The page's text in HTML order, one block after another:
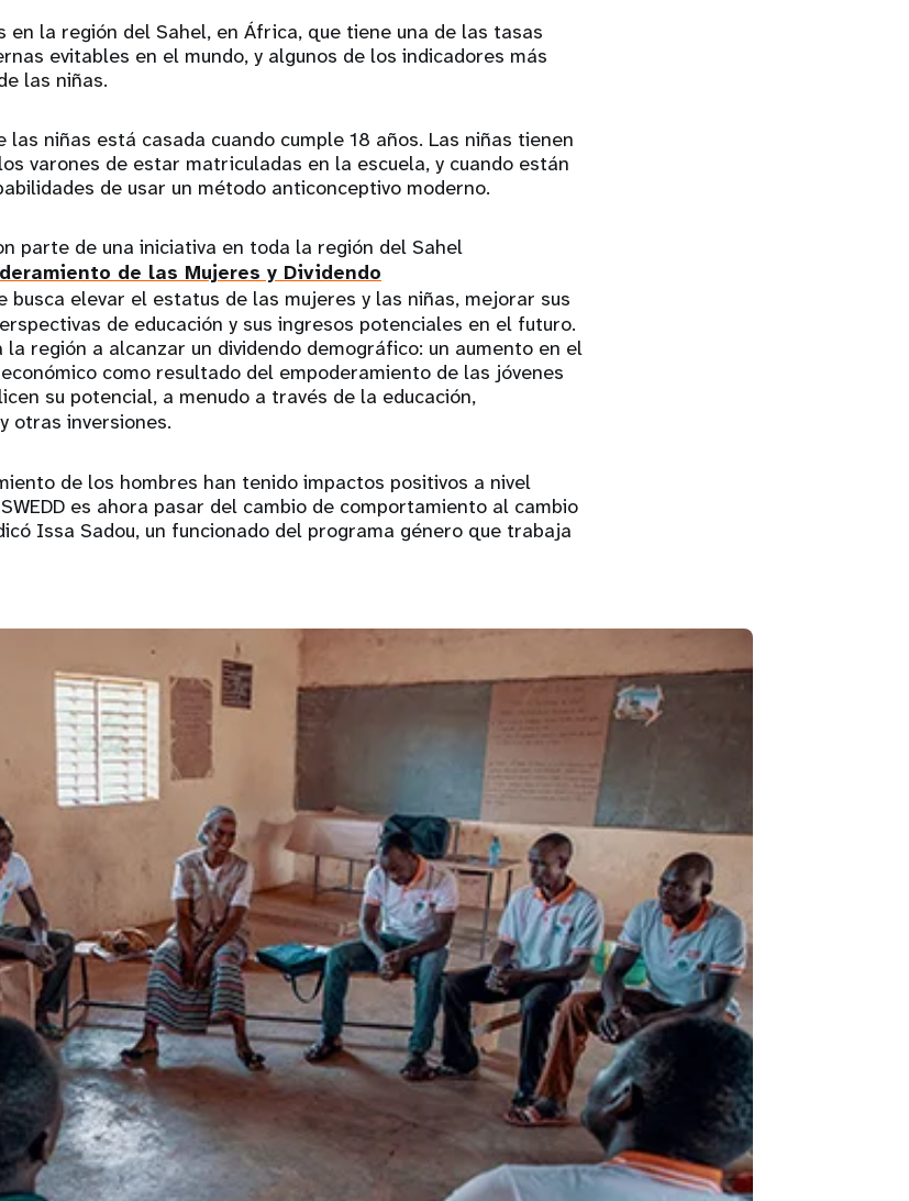
en la región del Sahel, en África, que tiene una de las tasas
evitables en el mundo, y algunos de los indicadores más
las niñas.
las niñas está casada cuando cumple 18 años. Las niñas tienen
varones de estar matriculadas en la escuela, y cuando están
de usar un método anticonceptivo moderno.
parte de una iniciativa en toda la región del Sahel
de las Mujeres y Dividendo
busca elevar el estatus de las mujeres y las niñas, mejorar sus
de educación y sus ingresos potenciales en el futuro.
región a alcanzar un dividendo demográfico: un aumento en el
como resultado del empoderamiento de las jóvenes
su potencial, a menudo a través de la educación,
y otras inversiones.
de los hombres han tenido impactos positivos a nivel
es ahora pasar del cambio de comportamiento al cambio
Issa Sadou, un funcionado del programa género que trabaja